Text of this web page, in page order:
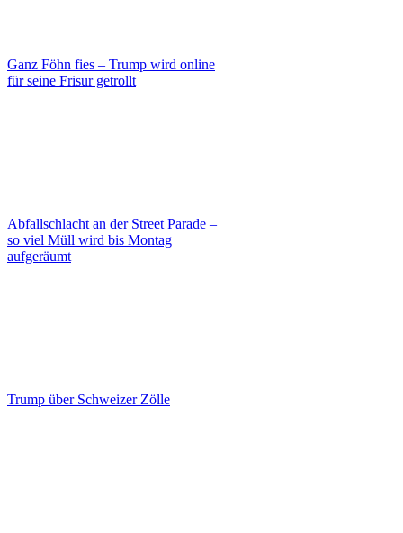
Ganz Föhn fies – Trump wird online
für seine Frisur getrollt
Abfallschlacht an der Street Parade –
so viel Müll wird bis Montag
aufgeräumt
Trump über Schweizer Zölle